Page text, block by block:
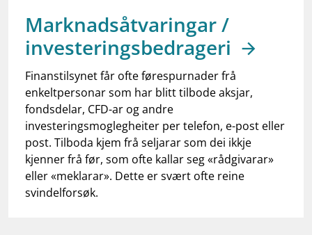
dashboard Informasjon for investorer
notifications_none Abonner på nyhetsvarsel
Marknadsåtvaringar /
investeringsbedrageri
Finanstilsynet får ofte førespurnader frå
enkeltpersonar som har blitt tilbode aksjar,
fondsdelar, CFD-ar og andre
investeringsmoglegheiter per telefon, e-post eller
post. Tilboda kjem frå seljarar som dei ikkje
kjenner frå før, som ofte kallar seg «rådgivarar»
eller «meklarar». Dette er svært ofte reine
svindelforsøk.